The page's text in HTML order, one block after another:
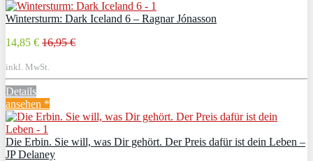
Wintersturm: Dark Iceland 6 – Ragnar Jónasson
14,85 € 16,95 €
inkl. MwSt.
Details
ansehen *
Die Erbin. Sie will, was Dir gehört. Der Preis dafür ist dein Leben –
JP Delaney